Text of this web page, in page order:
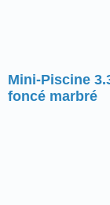
Mini-Piscine
foncé marbré